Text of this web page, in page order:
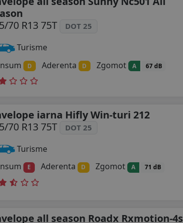
70 R13 75T
DOT 25
Turisme
D Aderenta D Zgomot A 67 dB
iarna Hifly Win-turi 212
70 R13 75T
DOT 25
Turisme
E Aderenta D Zgomot A 71 dB
all season Roadx Rxmotion-4s